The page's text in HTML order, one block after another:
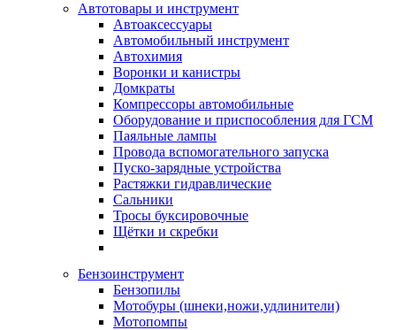
Автотовары и инструмент
Автоаксессуары
Автомобильный инструмент
Автохимия
Воронки и канистры
Домкраты
Компрессоры автомобильные
Оборудование и приспособления для ГСМ
Паяльные лампы
Провода вспомогательного запуска
Пуско-зарядные устройства
Растяжки гидравлические
Сальники
Тросы буксировочные
Щётки и скребки
Бензоинструмент
Бензопилы
Мотобуры (шнеки,ножи,удлинители)
Мотопомпы